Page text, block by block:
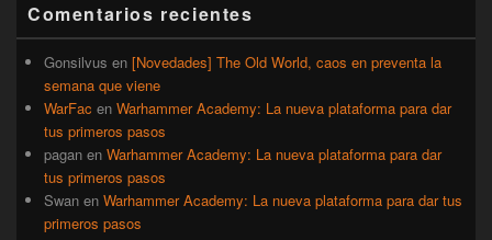
lateral
primaria
Comentarios recientes
Gonsilvus en [Novedades] The Old World, caos en preventa la
semana que viene
WarFac en Warhammer Academy: La nueva plataforma para dar
tus primeros pasos
pagan en Warhammer Academy: La nueva plataforma para dar
tus primeros pasos
Swan en Warhammer Academy: La nueva plataforma para dar tus
primeros pasos